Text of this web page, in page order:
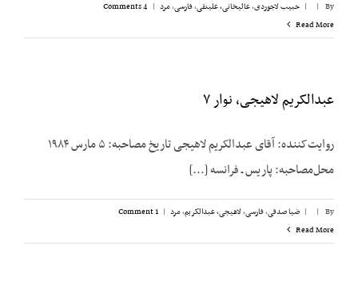
By
|
| حبیب لاجوردی,عالیخانی، علینقی,فارسی,مرد |
4 Comments
Read More
عبدالکریم لاهیجی، نوار ۷
روایت‌کننده: آقای عبدالکریم لاهیجی تاریخ مصاحبه: ۵ مارس ۱۹۸۴
محل‌مصاحبه: پاریس ـ فرانسه [...]
By
|
| ضیا صدقی,فارسی,لاهیجی، عبدالکریم,مرد |
1 Comment
Read More